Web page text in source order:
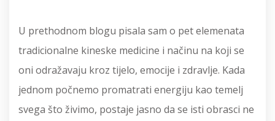
U prethodnom blogu pisala sam o pet elemenata
tradicionalne kineske medicine i načinu na koji se
oni odražavaju kroz tijelo, emocije i zdravlje. Kada
jednom počnemo promatrati energiju kao temelj
svega što živimo, postaje jasno da se isti obrasci ne